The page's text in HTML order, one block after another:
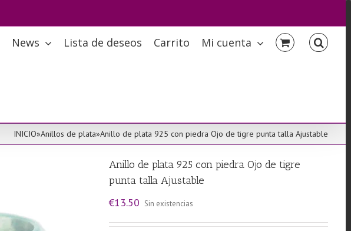
News Lista de deseos Carrito Mi cuenta
INICIO»Anillos de plata»Anillo de plata 925 con piedra Ojo de tigre punta talla Ajustable
Anillo de plata 925 con piedra Ojo de tigre
punta talla Ajustable
€13.50 Sin existencias